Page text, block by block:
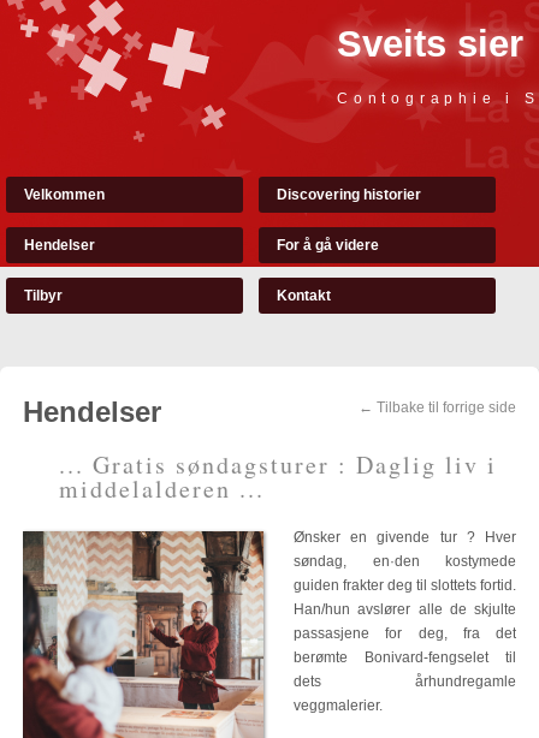
Sveits sier
Contographie i
Velkommen Discovering historier
Hendelser For å gå videre
Tilbyr Kontakt
← Tilbake til forrige side
Hendelser
... Gratis søndagsturer : Daglig liv i
middelalderen ...
Ønsker en givende tur ? Hver
søndag, en·den kostymede
guiden frakter deg til slottets fortid.
Han/hun avslører alle de skjulte
passasjene for deg, fra det
berømte Bonivard-fengselet til
dets århundregamle
veggmalerier.